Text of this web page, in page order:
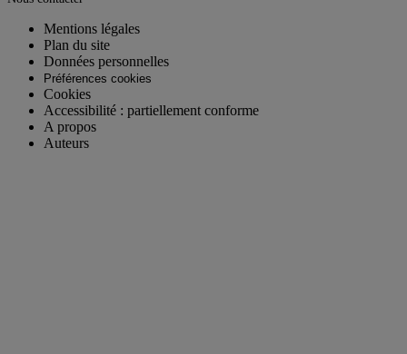
Mentions légales
Plan du site
Données personnelles
Préférences cookies
Cookies
Accessibilité : partiellement conforme
A propos
Auteurs